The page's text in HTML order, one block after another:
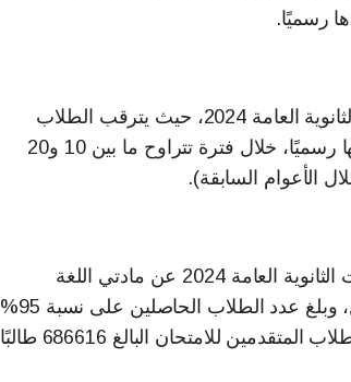
رسميًا.
لم تصدر حتى الآن أي تصريحات رسمية من الوزارة بشأن موعد إعلان نتيجة الثانوية العامة 2024، حيث يترقب الطلاب
وأولياء الأمور موعد نتيجة الثانوية العامة 2024 التي من من المقرر الإعلان عنها رسميًا، خلال فترة تتراوح ما بين 10 و20
الأعوام السابقة).
وأعلنت وزارة التربية والتعليم، أمس الثلاثاء، عن مؤشرات النجاح في امتحانات الثانوية العامة 2024 عن مادتي اللغة
الإنجليزية والتاريخ، حيث بلغت نسب النجاح 96.25% بمادة اللغة الأجنبية الأول، وبلغ عدد الطلاب الحاصلين على نسبة 95%
فأكثر من الدرجة الكلية 51943 طالبًا وطالبة بنسبة 7.57%؜ من إجمالي عدد الطلاب المتقدمين للامتحان البالغ 686616 طالبًا